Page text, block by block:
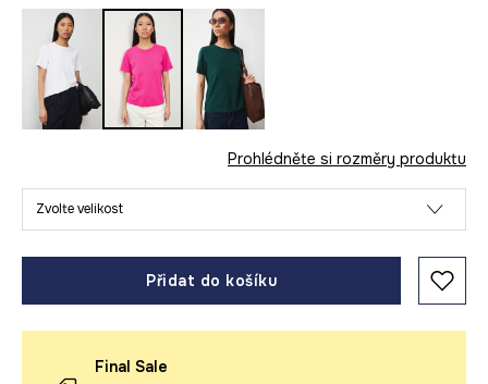
Prohlédněte si rozměry produktu
Zvolte velikost
Přidat do košíku
Final Sale